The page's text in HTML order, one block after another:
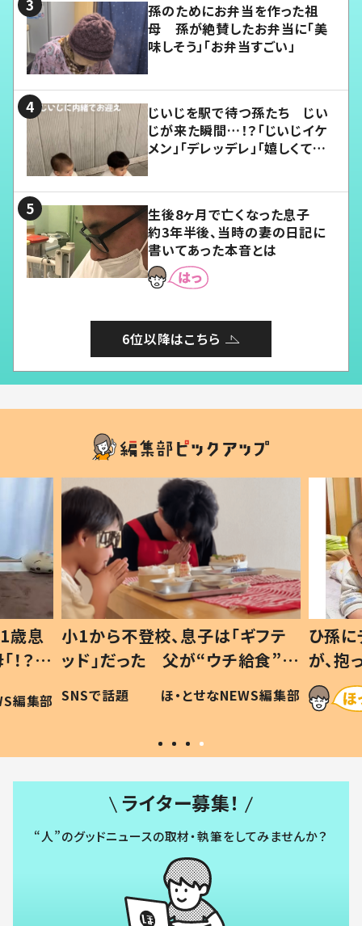
孫のためにお弁当を作った祖
母 孫が絶賛したお弁当に「美
味しそう」「お弁当すごい」
じいじを駅で待つ孫たち じい
じが来た瞬間…！？「じいじイケ
メン」「デレッデレ」「嬉しくて可
生後8ヶ月で亡くなった息子
約3年半後、当時の妻の日記に
書いてあった本音とは
6位以降はこちら
歳息
？」
編集部
小1から不登校、息子は「ギフテ
ッド」だった 父が“ウチ給食”を
作り続ける理由とは #令和の親
#令和の子
SNSで話題 ほ・とせなNEWS編集部
ひ孫
が、
「涙が
い」
ライター募集！
“人”のグッドニュースの取材・執筆をしてみませんか？